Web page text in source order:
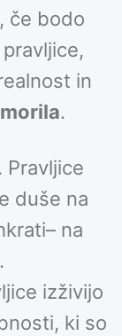
če bodo
in
.
Pravljice
duše na
na
izživijo
ki so